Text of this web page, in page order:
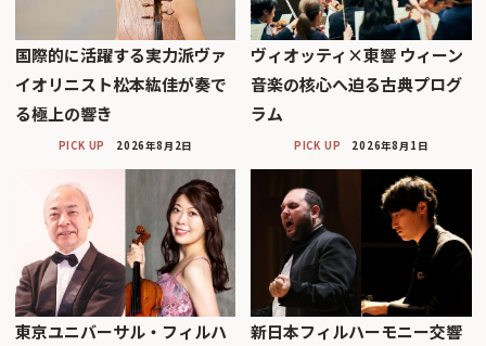
国際的に活躍する実力派ヴァ
イオリニスト松本紘佳が奏で
る極上の響き
PICK UP 2026年8月2日
ヴィオッティ×東響 ウィーン
音楽の核心へ迫る古典プログ
ラム
PICK UP 2026年8月1日
東京ユニバーサル・フィルハ
新日本フィルハーモニー交響